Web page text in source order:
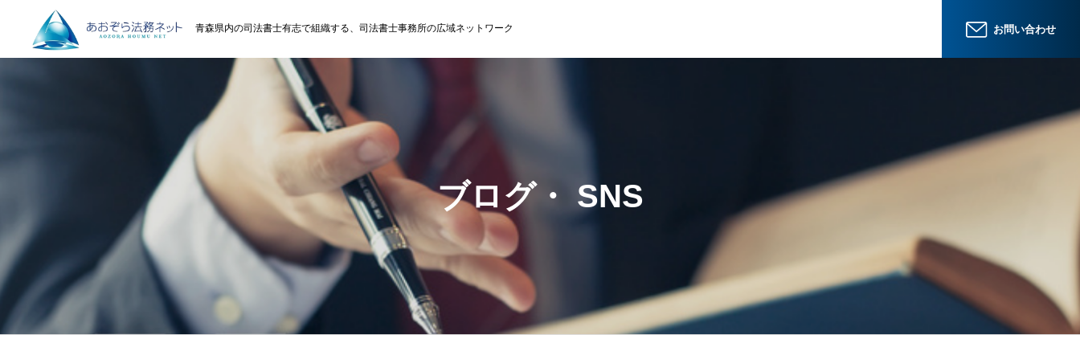
青森県内の司法書士有志で組織する、司法書士事務所の広域ネットワーク お問い合わせ
ブログ・ SNS